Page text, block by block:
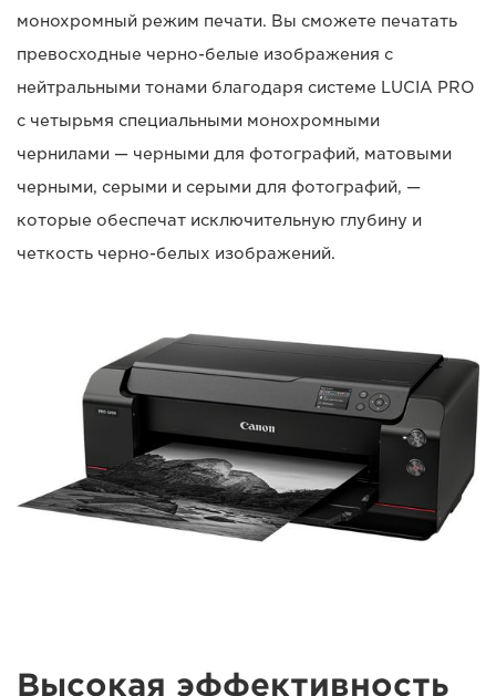
монохромный режим печати. Вы сможете печатать
превосходные черно-белые изображения с
нейтральными тонами благодаря системе LUCIA PRO
с четырьмя специальными монохромными
чернилами — черными для фотографий, матовыми
черными, серыми и серыми для фотографий, —
которые обеспечат исключительную глубину и
четкость черно-белых изображений.
Высокая эффективность